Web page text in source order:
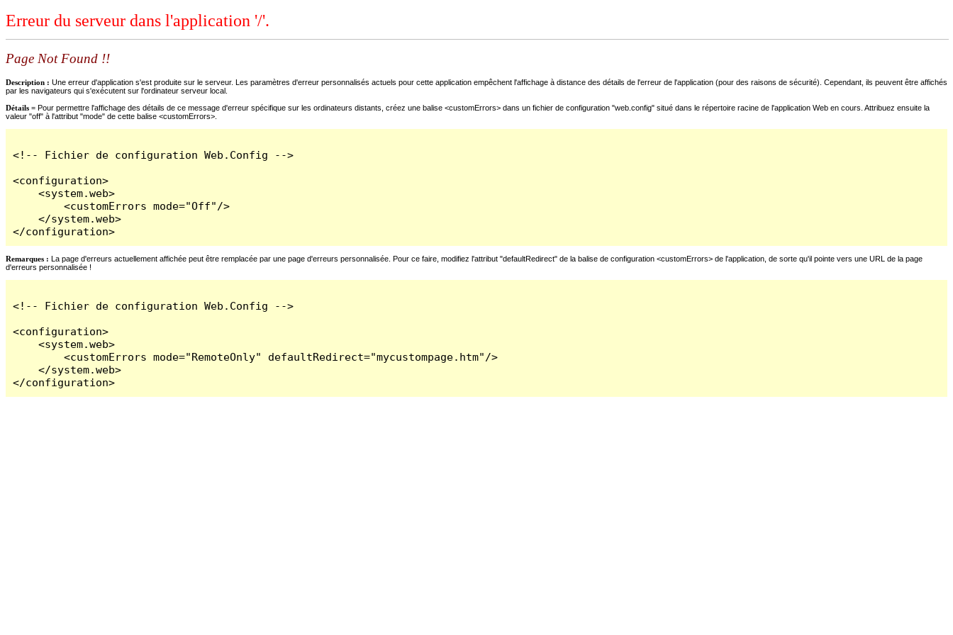
Erreur du serveur dans l'application '/'.
Page Not Found !!
Description : Une erreur d'application s'est produite sur le serveur. Les paramètres d'erreur personnalisés actuels pour cette application empêchent l'affichage à distance des détails de l'erreur de l'application (pour des raisons de sécurité). Cependant, ils peuvent être affichés
par les navigateurs qui s'exécutent sur l'ordinateur serveur local.
Détails = Pour permettre l'affichage des détails de ce message d'erreur spécifique sur les ordinateurs distants, créez une balise <customErrors> dans un fichier de configuration "web.config" situé dans le répertoire racine de l'application Web en cours. Attribuez ensuite la
valeur "off" à l'attribut "mode" de cette balise <customErrors>.
<!-- Fichier de configuration Web.Config -->
<configuration>
    <system.web>
        <customErrors mode="Off"/>
    </system.web>
</configuration>
Remarques : La page d'erreurs actuellement affichée peut être remplacée par une page d'erreurs personnalisée. Pour ce faire, modifiez l'attribut "defaultRedirect" de la balise de configuration <customErrors> de l'application, de sorte qu'il pointe vers une URL de la page
d'erreurs personnalisée !
<!-- Fichier de configuration Web.Config -->
<configuration>
    <system.web>
        <customErrors mode="RemoteOnly" defaultRedirect="mycustompage.htm"/>
    </system.web>
</configuration>